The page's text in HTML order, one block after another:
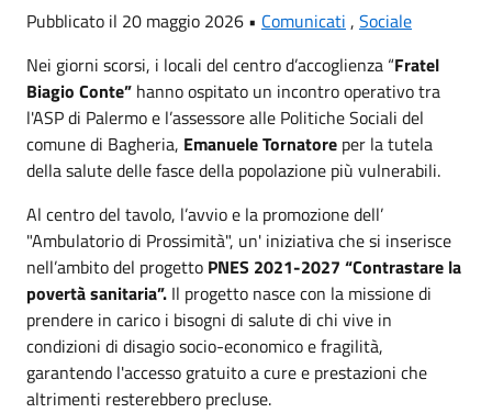
Pubblicato il 20 maggio 2026 • Comunicati , Sociale
Nei giorni scorsi, i locali del centro d’accoglienza “Fratel
Biagio Conte” hanno ospitato un incontro operativo tra
l'ASP di Palermo e l’assessore alle Politiche Sociali del
comune di Bagheria, Emanuele Tornatore per la tutela
della salute delle fasce della popolazione più vulnerabili.
Al centro del tavolo, l’avvio e la promozione dell’
"Ambulatorio di Prossimità", un' iniziativa che si inserisce
nell’ambito del progetto PNES 2021-2027 “Contrastare la
povertà sanitaria”. Il progetto nasce con la missione di
prendere in carico i bisogni di salute di chi vive in
condizioni di disagio socio-economico e fragilità,
garantendo l'accesso gratuito a cure e prestazioni che
altrimenti resterebbero precluse.